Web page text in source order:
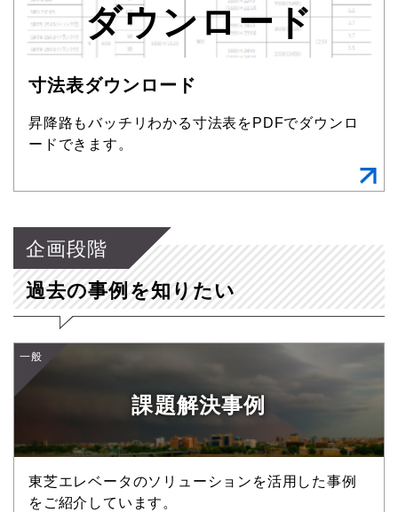
ダウンロード
寸法表ダウンロード
昇降路もバッチリわかる寸法表をPDFでダウンロ
ードできます。
企画段階
過去の事例を知りたい
課題解決事例
一般
東芝エレベータのソリューションを活用した事例
をご紹介しています。